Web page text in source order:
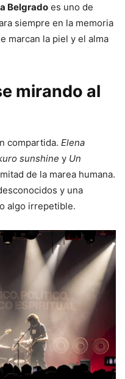
Belgrado es uno de
siempre en la memoria
marcan la piel y el alma
mirando al
compartida. Elena
sunshine y Un
de la marea humana.
y una
algo irrepetible.